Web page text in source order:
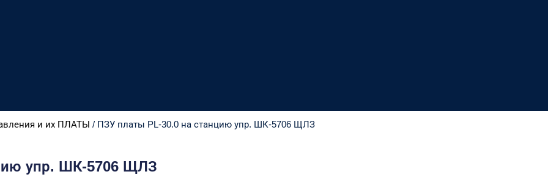
и их ПЛАТЫ / ПЗУ платы PL-30.0 на станцию упр. ШК-5706 ЩЛЗ
упр. ШК-5706 ЩЛЗ